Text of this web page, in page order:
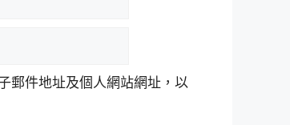
郵件地址及個人網站網址，以